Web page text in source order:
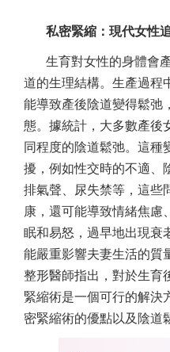
私密緊縮：現代女性
生育對女性的身體會
道的生理結構。生產過程
能導致產後陰道變得鬆弛
態。據統計，大多數產後
同程度的陰道鬆弛。這種
擾，例如性交時的不適、
排氣聲、尿失禁等，這些
康，還可能導致情緒焦慮
眠和易怒，過早地出現衰
能嚴重影響夫妻生活的質
整形醫師指出，對於生育
緊縮術是一個可行的解決
密緊縮術的優點以及陰道